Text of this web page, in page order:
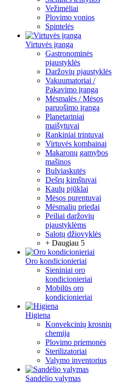
Vežimėliai
Plovimo vonios
Spintelės
Virtuvės įranga
Gastronominės
pjaustyklės
Daržovių pjaustyklės
Vakuumatoriai /
Pakavimo įranga
Mėsmalės / Mėsos
paruošimo įranga
Planetariniai
maišytuvai
Rankiniai trintuvai
Virtuvės kombainai
Makaronų gamybos
mašinos
Bulviaskutės
Dešrų kimštuvai
Kaulų pjūklai
Mėsos purentuvai
Mėsmalių priedai
Peiliai daržovių
pjaustyklėms
Salotų džiovyklės
+ Daugiau 5
Oro kondicionieriai
Sieniniai oro
kondicionieriai
Mobilūs oro
kondicionieriai
Higiena
Konvekcinių krosnių
chemija
Plovimo priemonės
Sterilizatoriai
Valymo inventorius
Sandėlio valymas